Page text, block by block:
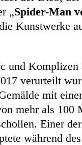
„Spider-Man
Kunstwerke
und Komplizen
verurteilt
mit
mehr als 100
Einer
während